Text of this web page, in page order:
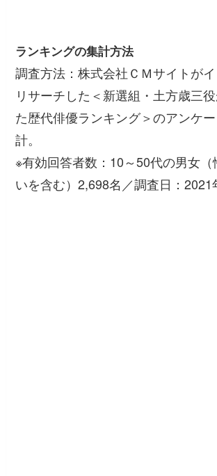
ランキングの集計方法
調査方法：株式会社ＣＭサイトが
リサーチした＜新選組・土方歳三
た歴代俳優ランキング＞のアンケ
計。
※有効回答者数：10～50代の男女
いを含む）2,698名／調査日：2021